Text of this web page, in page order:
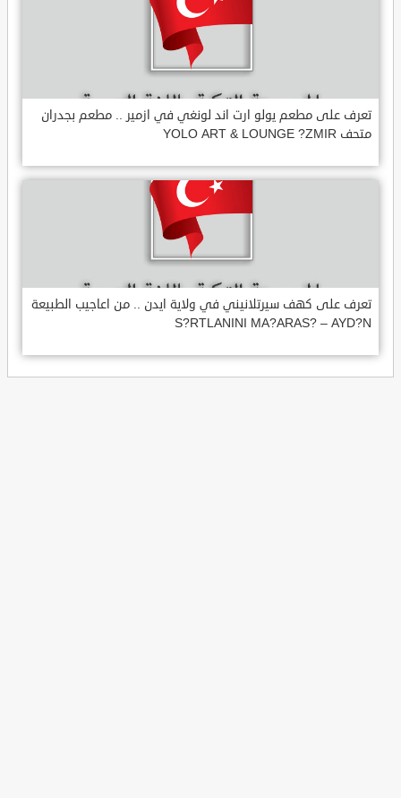
تعرف على مطعم يولو ارت اند لونغي في ازمير .. مطعم بجدران
متحف YOLO ART & LOUNGE ?ZMIR
تعرف على كهف سيرتلانيني في ولاية ايدن .. من اعاجيب الطبيعة
S?RTLANINI MA?ARAS? – AYD?N